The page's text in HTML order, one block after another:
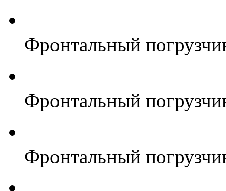
Фронтальный
Фронтальный
Фронтальный